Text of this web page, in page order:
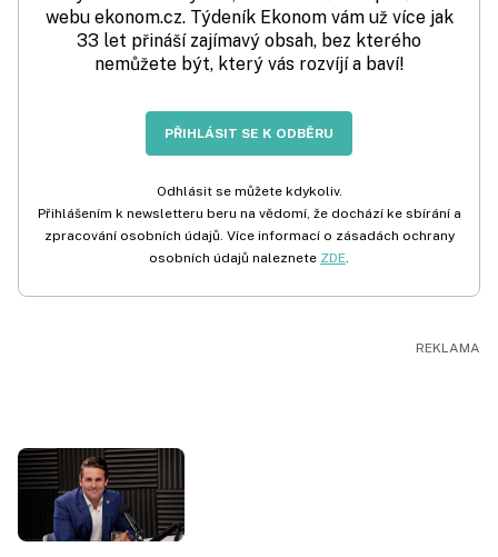
webu ekonom.cz. Týdeník Ekonom vám už více jak
33 let přináší zajímavý obsah, bez kterého
nemůžete být, který vás rozvíjí a baví!
PŘIHLÁSIT SE K ODBĚRU
Odhlásit se můžete kdykoliv.
Přihlášením k newsletteru beru na vědomí, že dochází ke sbírání a
zpracování osobních údajů. Více informací o zásadách ochrany
osobních údajů naleznete ZDE.